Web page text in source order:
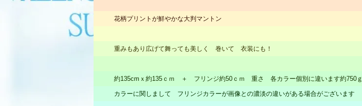
花柄プリントが鮮やかな大判マントン
重みもあり広げて舞っても美しく 巻いて 衣装にも！
約135cmｘ約135ｃｍ ＋ フリンジ約50ｃｍ 重さ 各カラー個別に違います約750ｇ
カラーに関しまして フリンジカラーが画像との濃淡の違いがある場合がございます